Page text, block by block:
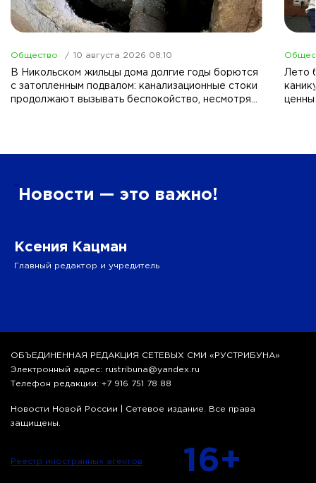
Общество 10 августа 2026 08:10
В Никольском жильцы дома долгие годы борются
с затопленным подвалом: канализационные стоки
продолжают вызывать беспокойство, несмотря
Лето
” Новости — это важно!
Ксения Кацман
Главный редактор и учредитель
ОБЪЕДИНЕННАЯ РЕДАКЦИЯ СЕТЕВЫХ СМИ «РУСТРИБУНА»
Электронный адрес: rustribuna@yandex.ru
Телефон редакции: +7 916 751 78 88
Новости Новой России | Сетевое издание. Все права
защищены.
Реестр иностранных агентов 16+